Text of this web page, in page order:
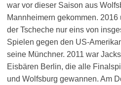
war vor dieser Saison aus
Mannheimern gekommen.
der Tscheche nur eins von
Spielen gegen den US-
seine Münchner. 2011 war
Eisbären Berlin, die alle
und Wolfsburg gewannen. Am